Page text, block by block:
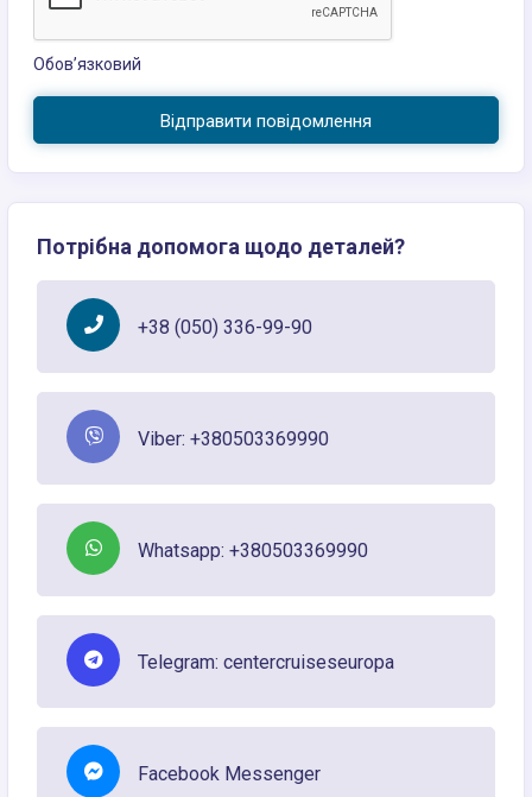
Обов’язковий
Відправити повідомлення
Потрібна допомога щодо деталей?
+38 (050) 336-99-90
Viber: +380503369990
Whatsapp: +380503369990
Telegram: centercruiseseuropa
Facebook Messenger